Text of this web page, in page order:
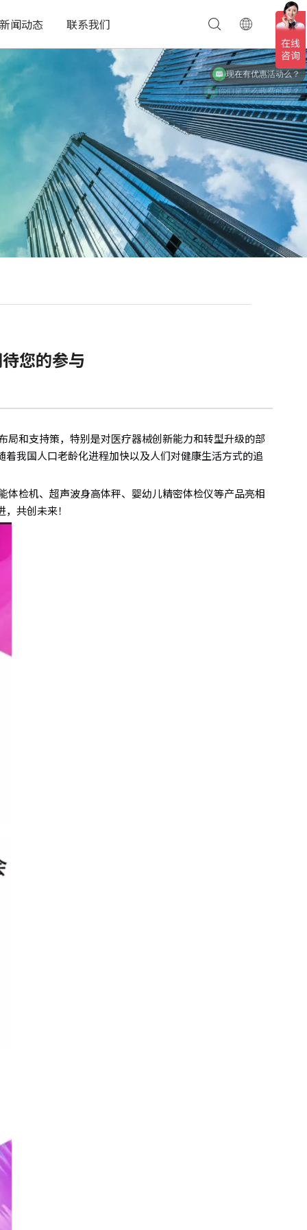
新闻动态 联系我们
您的参与
和支持策，特别是对医疗器械创新能力和转型升级的部
我国人口老龄化进程加快以及人们对健康生活方式的追
检机、超声波身高体秤、婴幼儿精密体检仪等产品亮相
共创未来！
现在有优惠活动么？